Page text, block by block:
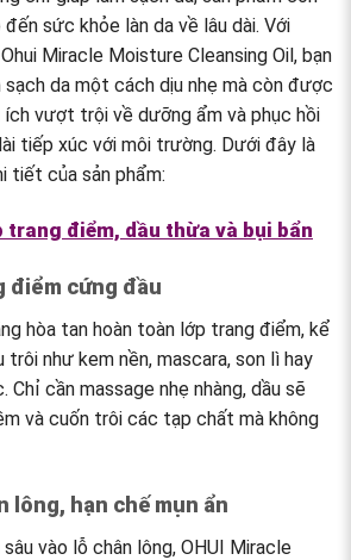
sức khỏe làn da về lâu dài. Với
Miracle Moisture Cleansing Oil, bạn
da một cách dịu nhẹ mà còn được
ích vượt trội về dưỡng ẩm và phục hồi
tiếp xúc với môi trường. Dưới đây là
tiết của sản phẩm:
trang điểm, dầu thừa và bụi bẩn
điểm cứng đầu
hòa tan hoàn toàn lớp trang điểm, kể
trôi như kem nền, mascara, son lì hay
Chỉ cần massage nhẹ nhàng, dầu sẽ
và cuốn trôi các tạp chất mà không
lông, hạn chế mụn ẩn
vào lỗ chân lông, OHUI Miracle